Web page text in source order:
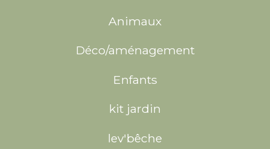
Animaux
Déco/aménagement
Enfants
kit jardin
lev'bêche